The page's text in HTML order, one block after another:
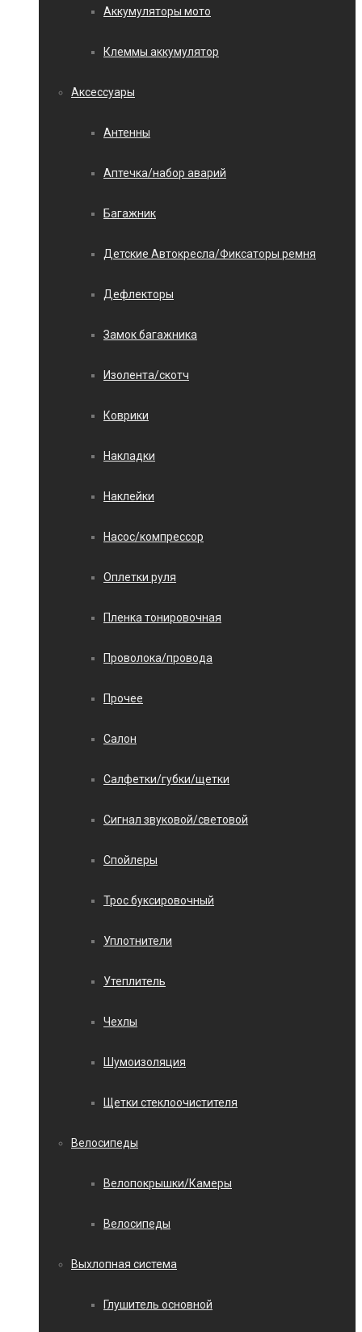
Аккумуляторы мото
Клеммы аккумулятор
Аксессуары
Антенны
Аптечка/набор аварий
Багажник
Детские Автокресла/Фиксаторы ремня
Дефлекторы
Замок багажника
Изолента/скотч
Коврики
Накладки
Наклейки
Насос/компрессор
Оплетки руля
Пленка тонировочная
Проволока/провода
Прочее
Салон
Салфетки/губки/щетки
Сигнал звуковой/световой
Спойлеры
Трос буксировочный
Уплотнители
Утеплитель
Чехлы
Шумоизоляция
Щетки стеклоочистителя
Велосипеды
Велопокрышки/Камеры
Велосипеды
Выхлопная система
Глушитель основной